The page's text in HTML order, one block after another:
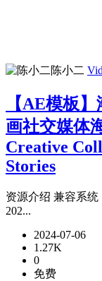
陈小二
【AE模板
画社交媒体
Creative
Stories
资源介绍 兼容系统
202...
2024-07-06
1.27K
0
免费